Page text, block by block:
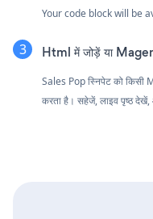
Your code block will be
Html में जोड़ें या
Sales Pop स्निपेट को किसी
करता है। सहेजें, लाइव पृष्ठ